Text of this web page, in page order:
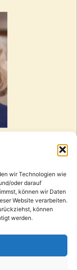
wir Technologien wie
oder darauf
können wir Daten
Website verarbeiten.
können
werden.